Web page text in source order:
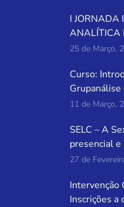
I JORNADA
ANALÍTICA
25 de Março,
Curso:
11 de Março,
SELC – A
presencial
27 de
Intervenção
Inscrições a